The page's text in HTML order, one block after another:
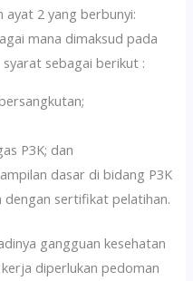
ayat 2 yang berbunyi:
mana dimaksud pada
sebagai berikut :
P3K; dan
dasar di bidang P3K
sertifikat pelatihan.
gangguan kesehatan
diperlukan pedoman